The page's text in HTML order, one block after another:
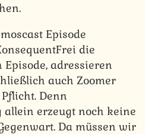
Episode
die
adressieren
auch Zoomer
Denn
allein erzeugt noch keine
Da müssen wir